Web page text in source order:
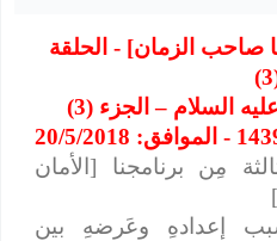
صاحب الزمان] - الحلقة
السلام – الجزء (3)
مِن برنامجنا [الأمان
إعدادهِ وعَرضهِ بين